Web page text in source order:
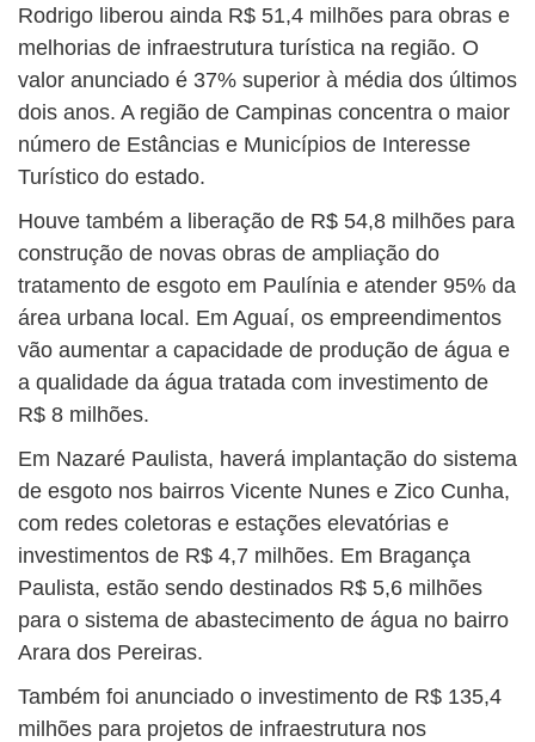
Rodrigo liberou ainda R$ 51,4 milhões para obras e
melhorias de infraestrutura turística na região. O
valor anunciado é 37% superior à média dos últimos
dois anos. A região de Campinas concentra o maior
número de Estâncias e Municípios de Interesse
Turístico do estado.
Houve também a liberação de R$ 54,8 milhões para
construção de novas obras de ampliação do
tratamento de esgoto em Paulínia e atender 95% da
área urbana local. Em Aguaí, os empreendimentos
vão aumentar a capacidade de produção de água e
a qualidade da água tratada com investimento de
R$ 8 milhões.
Em Nazaré Paulista, haverá implantação do sistema
de esgoto nos bairros Vicente Nunes e Zico Cunha,
com redes coletoras e estações elevatórias e
investimentos de R$ 4,7 milhões. Em Bragança
Paulista, estão sendo destinados R$ 5,6 milhões
para o sistema de abastecimento de água no bairro
Arara dos Pereiras.
Também foi anunciado o investimento de R$ 135,4
milhões para projetos de infraestrutura nos